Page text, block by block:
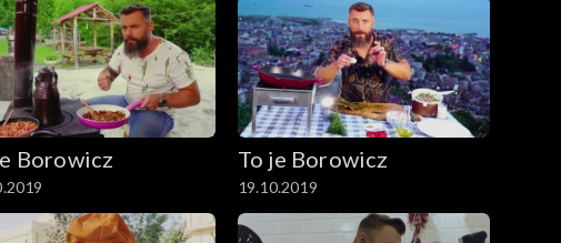
Borowicz To je Borowicz
19.10.2019